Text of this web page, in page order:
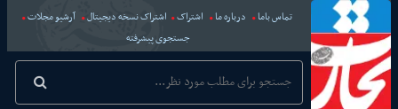
تماس باما درباره ما اشتراک اشتراک نسخه دیجیتال
آرشیو مجلات
جستجوی پیشرفته